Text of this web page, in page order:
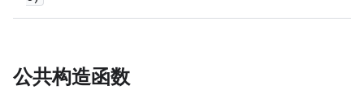
公共构造函数